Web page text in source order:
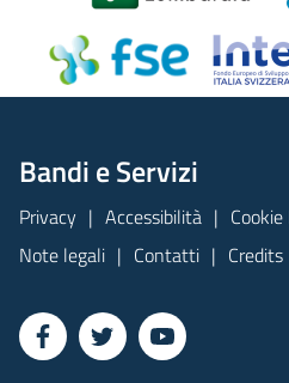
Bandi e Servizi
Privacy Accessibilità
Note legali
Contatti Credits